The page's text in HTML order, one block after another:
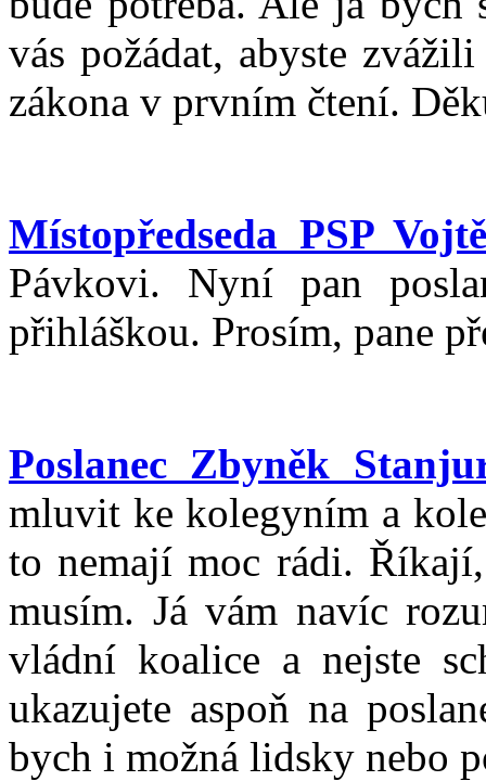
vás požádat, abyste
zákona v prvním čtení.
Místopředseda PSP
Pávkovi. Nyní pan
přihláškou. Prosím, pane
Poslanec Zbyněk
mluvit ke kolegyním a
to nemají moc rádi.
musím. Já vám navíc
vládní koalice a nejste
ukazujete aspoň na
bych i možná lidsky nebo